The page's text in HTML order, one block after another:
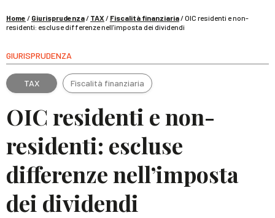
Home / Giurisprudenza/ TAX / Fiscalità finanziaria/OIC residenti e non-
residenti: escluse differenze nell’imposta dei dividendi
GIURISPRUDENZA
TAX Fiscalità finanziaria
OIC residenti e non-
residenti: escluse
differenze nell’imposta
dei dividendi